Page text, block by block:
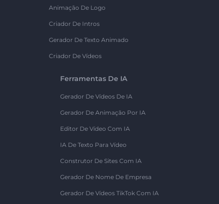
Animação De Logo
Criador De Intros
Gerador De Texto Animado
Criador De Vídeos
Ferramentas De IA
Gerador De Vídeos De IA
Gerador De Animação Por IA
Editor De Vídeo Com IA
IA De Texto Para Vídeo
Construtor De Sites Com IA
Gerador De Nome De Empresa
Gerador De Vídeos TikTok Com IA